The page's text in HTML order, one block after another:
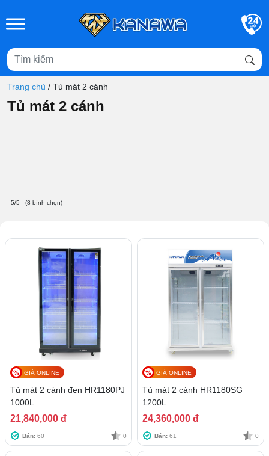
Trang chủ / Tủ mát 2 cánh
Tủ mát 2 cánh
5/5 - (8 bình chọn)
GIÁ ONLINE
Tủ mát 2 cánh đen HR1180PJ
1000L
21,840,000 đ
Bán: 60 0
GIÁ ONLINE
Tủ mát 2 cánh HR1180SG
1200L
24,360,000 đ
Bán: 61 0